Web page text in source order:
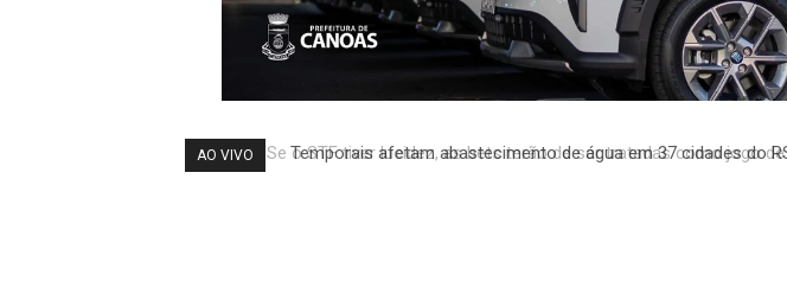
AO VIVO Temporais afetam abastecimento de água em 37 cidades do RS